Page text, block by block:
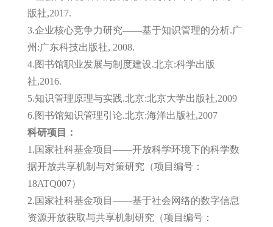
版社,2017.
3.企业核心竞争力研究——基于知识管理的分析.广
州:广东科技出版社, 2008.
4.图书馆职业发展与制度建设.北京:科学出版
社,2016.
5.知识管理原理与实践.北京:北京大学出版社,2009
6.图书馆知识管理引论.北京:海洋出版社,2007
科研项目：
1.国家社科基金项目——开放科学环境下的科学数
据开放共享机制与对策研究（项目编号：
18ATQ007）
2.国家社科基金项目——基于社会网络的数字信息
资源开放获取与共享机制研究（项目编号：